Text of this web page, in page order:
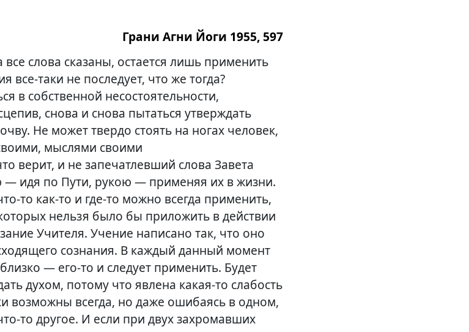
Грани Агни Йоги 1955, 597
все слова сказаны, остается лишь применить
все-таки не последует, что же тогда?
в собственной несостоятельности,
снова и снова пытаться утверждать
Не может твердо стоять на ногах человек,
мыслями своими
верит, и не запечатлевший слова Завета
идя по Пути, рукою — применяя их в жизни.
то-то как-то и где-то можно всегда применить,
нельзя было бы приложить в действии
Учителя. Учение написано так, что оно
сознания. В каждый данный момент
— его-то и следует применить. Будет
духом, потому что явлена какая-то слабость
возможны всегда, но даже ошибаясь в одном,
то-то другое. И если при двух захромавших